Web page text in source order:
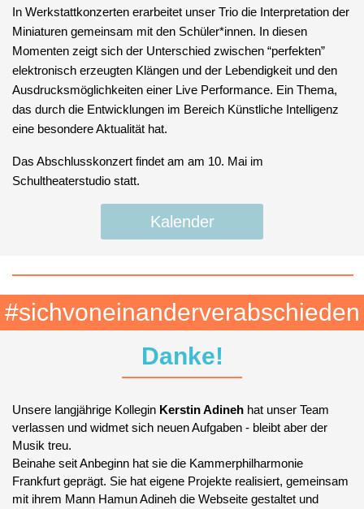
In Werkstattkonzerten erarbeitet unser Trio die Interpretation der
Miniaturen gemeinsam mit den Schüler*innen. In diesen
Momenten zeigt sich der Unterschied zwischen “perfekten”
elektronisch erzeugten Klängen und der Lebendigkeit und den
Ausdrucksmöglichkeiten einer Live Performance. Ein Thema,
das durch die Entwicklungen im Bereich Künstliche Intelligenz
eine besondere Aktualität hat.
Das Abschlusskonzert findet am am 10. Mai im
Schultheaterstudio statt.
Kalender
#sichvoneinanderverabschieden
Danke!
Unsere langjährige Kollegin Kerstin Adineh hat unser Team
verlassen und widmet sich neuen Aufgaben - bleibt aber der
Musik treu.
Beinahe seit Anbeginn hat sie die Kammerphilharmonie
Frankfurt geprägt. Sie hat eigene Projekte realisiert, gemeinsam
mit ihrem Mann Hamun Adineh die Webseite gestaltet und